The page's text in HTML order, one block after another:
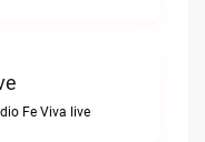
Fe Viva live